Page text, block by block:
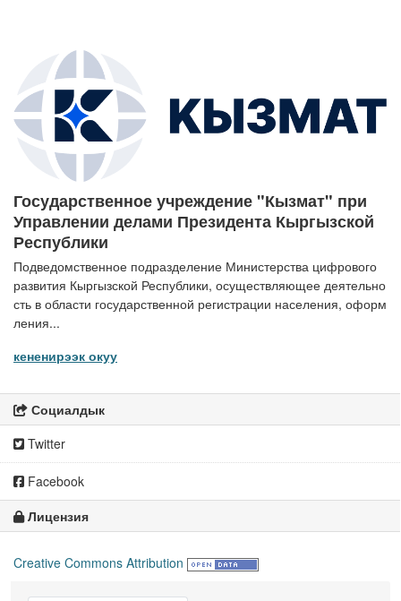
Государственное учреждение "Кызмат" при
Управлении делами Президента Кыргызской
Республики
Подведомственное подразделение Министерства цифрового
развития Кыргызской Республики, осуществляющее деятельно
сть в области государственной регистрации населения, оформ
ления...
кененирээк окуу
Социалдык
Twitter
Facebook
Лицензия
Creative Commons Attribution